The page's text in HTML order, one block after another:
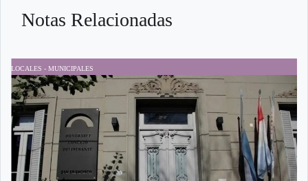
Notas Relacionadas
LOCALES - MUNICIPALES